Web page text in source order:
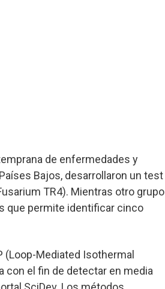
de enfermedades y
Bajos, desarrollaron un test
TR4). Mientras otro grupo
que permite identificar cinco
(Loop-Mediated Isothermal
con el fin de detectar en media